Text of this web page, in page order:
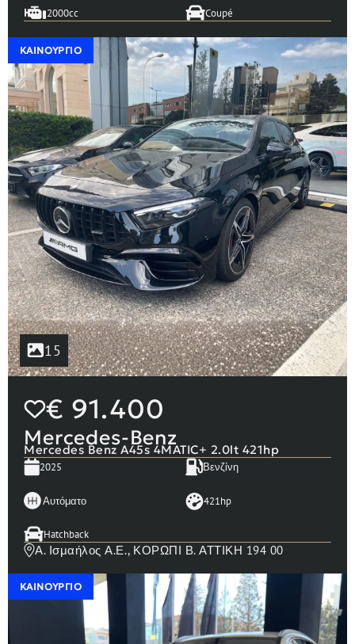
2000cc Coupé
15
ΚΑΙΝΟΎΡΓΙΟ
€ 91.400
Mercedes-Benz
Mercedes Benz A45s 4MATIC+ 2.0lt 421hp
2025 Βενζίνη
Αυτόματο 421hp
Hatchback
Α. Ισμαήλος Α.Ε., ΚΟΡΩΠΙ Β. ΑΤΤΙΚΗ 194 00
ΚΑΙΝΟΎΡΓΙΟ